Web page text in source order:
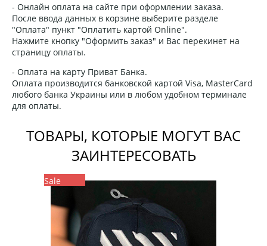
- Онлайн оплата на сайте при оформлении заказа.
После ввода данных в корзине выберите разделе
"Оплата" пункт "Оплатить картой Online".
Нажмите кнопку "Оформить заказ" и Вас перекинет на
страницу оплаты.
- Оплата на карту Приват Банка.
Оплата производится банковской картой Visa, MasterCard
любого банка Украины или в любом удобном терминале
для оплаты.
ТОВАРЫ, КОТОРЫЕ МОГУТ ВАС
ЗАИНТЕРЕСОВАТЬ
Sale